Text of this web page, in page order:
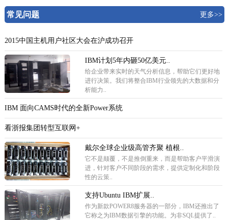
常见问题 更多>>
2015中国主机用户社区大会在沪成功召开
IBM计划5年内砸50亿美元..
给企业带来实时的天气分析信息，帮助它们更好地
进行决策。我们将整合IBM行业领先的大数据和分
析能力..
IBM 面向CAMS时代的全新Power系统
看浙报集团转型互联网+
戴尔全球企业级高管齐聚 植根..
它不是颠覆，不是推倒重来，而是帮助客户平滑演
进，针对客户不同阶段的需求，提供定制化和阶段
性的云策..
支持Ubuntu IBM扩展..
作为新款POWER8服务器的一部分，IBM还推出了
它称之为IBM数据引擎的功能。为非SQL提供了..